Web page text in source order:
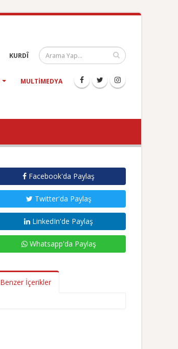
KURDÎ
MULTIMEDYA
Facebook'da Paylaş
Twitter'da Paylaş
LinkedIn'de Paylaş
Whatsapp'da Paylaş
Benzer İçerikler